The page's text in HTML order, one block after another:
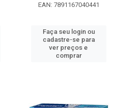
EAN: 7891167040441
Faça seu login ou
cadastre-se para
ver preços e
comprar